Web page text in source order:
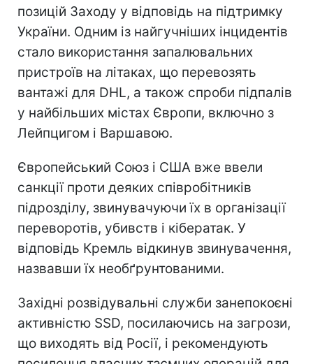
позицій Заходу у відповідь на підтримку
України. Одним із найгучніших інцидентів
стало використання запалювальних
пристроїв на літаках, що перевозять
вантажі для DHL, а також спроби підпалів
у найбільших містах Європи, включно з
Лейпцигом і Варшавою.
Європейський Союз і США вже ввели
санкції проти деяких співробітників
підрозділу, звинувачуючи їх в організації
переворотів, убивств і кібератак. У
відповідь Кремль відкинув звинувачення,
назвавши їх необґрунтованими.
Західні розвідувальні служби занепокоєні
активністю SSD, посилаючись на загрози,
що виходять від Росії, і рекомендують